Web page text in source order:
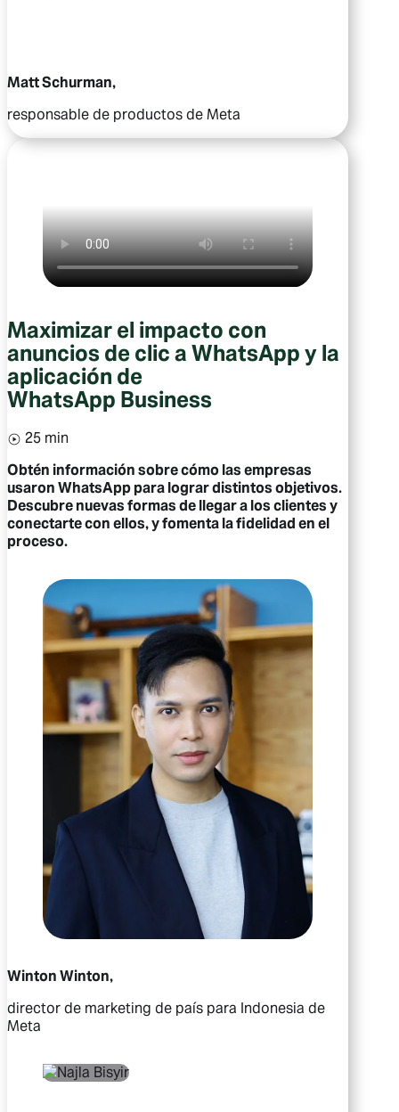
Matt Schurman,
responsable de productos de Meta
Maximizar el impacto con
anuncios de clic a WhatsApp y la
aplicación de
WhatsApp Business
25 min
Obtén información sobre cómo las empresas
usaron WhatsApp para lograr distintos objetivos.
Descubre nuevas formas de llegar a los clientes y
conectarte con ellos, y fomenta la fidelidad en el
proceso.
Winton Winton,
director de marketing de país para Indonesia de
Meta